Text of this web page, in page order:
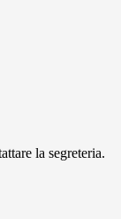
la segreteria.